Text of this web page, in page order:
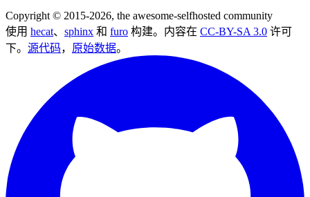
Copyright © 2015-2026, the awesome-selfhosted community
使用 hecat、 sphinx 和 furo 构建。内容在 CC-BY-SA 3.0 许可
下。 源代码， 原始数据。